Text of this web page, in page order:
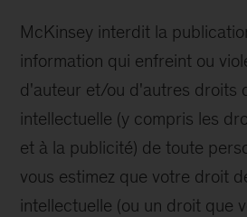
McKinsey interdit la
information qui enfreint ou
d'auteur et/ou d'autres droits
intellectuelle (y compris les
et à la publicité) de toute
vous estimez que votre droit
intellectuelle (ou un droit que